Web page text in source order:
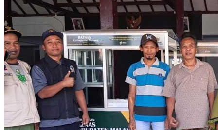
No Result
View All Result
INKOPPOL
LIFESTYLE
FASHION
KESEHATAN